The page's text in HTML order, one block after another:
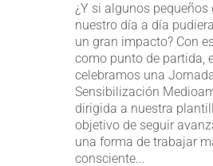
¿Y si algunos pequeños
nuestro día a día
un gran impacto? Con
como punto de partida,
celebramos una
Sensibilización
dirigida a nuestra
objetivo de seguir
una forma de trabajar
consciente...